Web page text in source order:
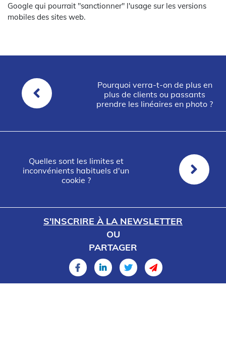
Google qui pourrait "sanctionner" l'usage sur les versions
mobiles des sites web.
Pourquoi verra-t-on de plus en
plus de clients ou passants
prendre les linéaires en photo ?
Quelles sont les limites et
inconvénients habituels d'un
cookie ?
S'INSCRIRE À LA NEWSLETTER
OU
PARTAGER